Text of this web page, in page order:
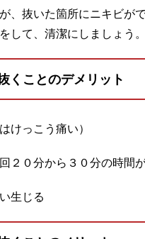
、抜いた箇所にニキビが
して、清潔にしましょう。
くことのデメリット
けっこう痛い）
２０分から３０分の時間
生じる